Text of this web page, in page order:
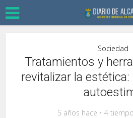
Sociedad
Tratamientos y
revitalizar la
5 años hace 4